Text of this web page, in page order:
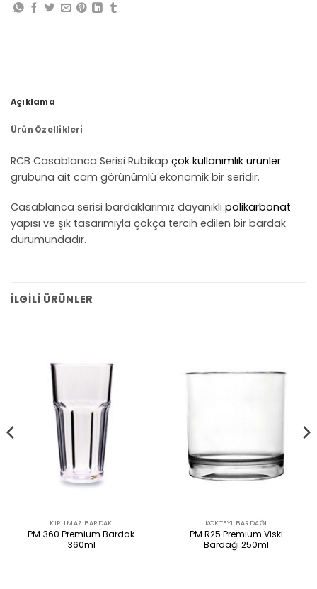
Açıklama
Ürün Özellikleri
RCB Casablanca Serisi Rubikap çok kullanımlık ürünler
grubuna ait cam görünümlü ekonomik bir seridir.
Casablanca serisi bardaklarımız dayanıklı polikarbonat
yapısı ve şık tasarımıyla çokça tercih edilen bir bardak
durumundadır.
İLGILI ÜRÜNLER
KIRILMAZ BARDAK
PM.360 Premium Bardak
360ml
KOKTEYL BARDAĞI
PM.R25 Premium Viski
Bardağı 250ml